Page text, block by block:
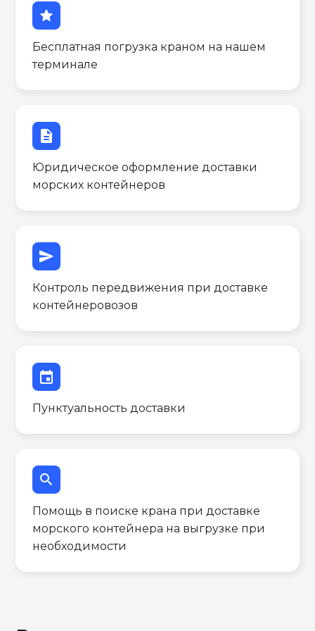
star
Бесплатная погрузка краном на нашем
терминале
description
Юридическое оформление доставки
морских контейнеров
send
Контроль передвижения при доставке
контейнеровозов
event
Пунктуальность доставки
search
Помощь в поиске крана при доставке
морского контейнера на выгрузке при
необходимости